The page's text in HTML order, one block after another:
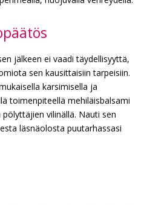
jälkeen ei vaadi täydellisyyttä,
sen kausittaisiin tarpeisiin.
karsimisella ja
toimenpiteellä mehiläisbalsami
vilinällä. Nauti sen
läsnäolosta puutarhassasi